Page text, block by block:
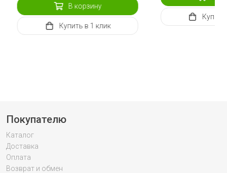
В корзину
Купить в 1 клик
Купить
Покупателю
Каталог
Доставка
Оплата
Возврат и обмен